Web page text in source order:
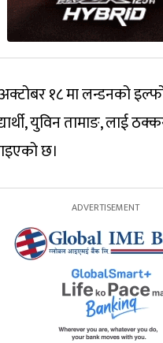
१८ मा लन्डनको
युविन तामाङ, लाई
छ।